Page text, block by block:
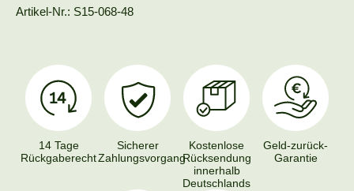
Artikel-Nr.: S15-068-48
14 Tage
Rückgaberecht
Sicherer
Zahlungsvorgang
Kostenlose
Rücksendung
innerhalb
Deutschlands
Geld-zurück-
Garantie